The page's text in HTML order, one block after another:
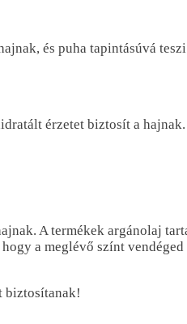
és puha tapintásúvá
érzetet biztosít a
A termékek argánolaj
a meglévő színt
biztosítanak!